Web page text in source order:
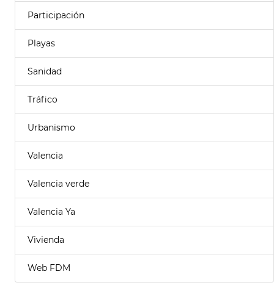
Participación
Playas
Sanidad
Tráfico
Urbanismo
Valencia
Valencia verde
Valencia Ya
Vivienda
Web FDM